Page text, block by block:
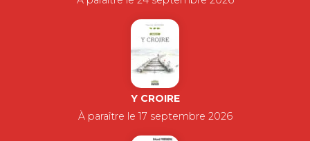
Y CROIRE
À paraître le 17 septembre 2026